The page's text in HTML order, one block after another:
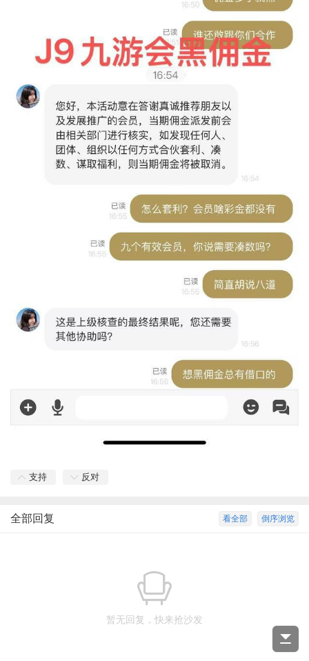
支持 反对
倒序浏览
看全部
全部回复
暂无回复，快来抢沙发